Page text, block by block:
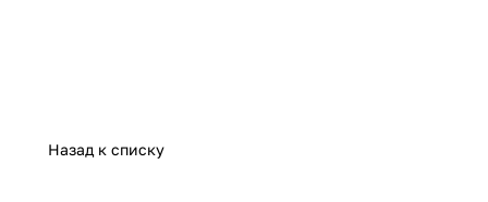
Назад к списку